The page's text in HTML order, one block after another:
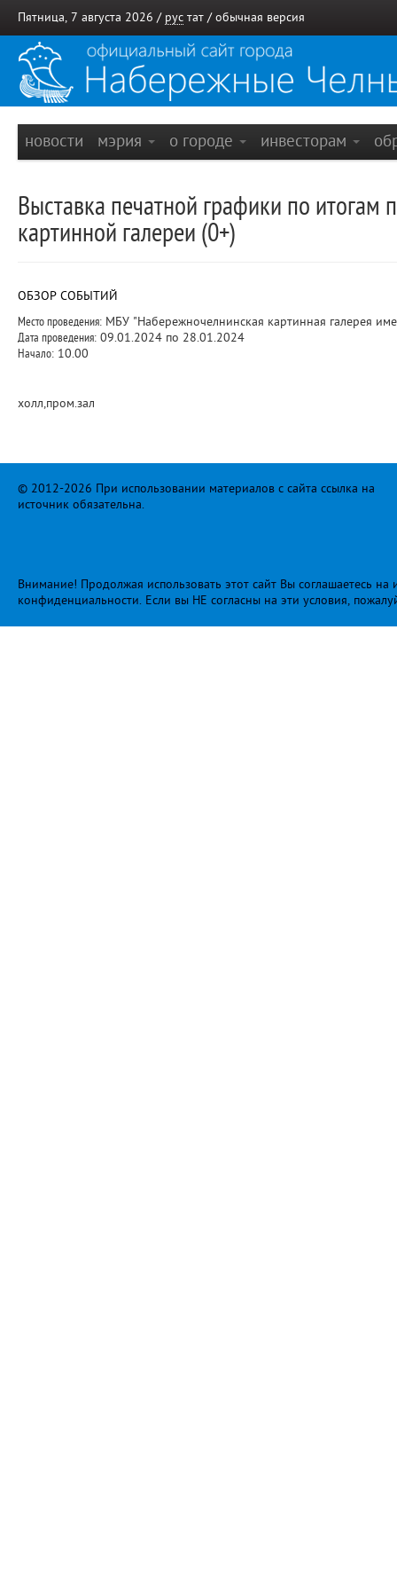
Пятница, 7 августа 2026 / рус тат / обычная версия
новости мэрия о городе инвесторам
Выставка печатной графики по итогам
картинной галереи (0+)
ОБЗОР СОБЫТИЙ
Место проведения: МБУ "Набережночелнинская картинная галерея
Дата проведения: 09.01.2024 по 28.01.2024
Начало: 10.00
холл,пром.зал
© 2012-2026 При использовании материалов с сайта ссылка на
источник обязательна.
Внимание! Продолжая использовать этот сайт Вы соглашаетесь
конфиденциальности. Если вы НЕ согласны на эти условия,